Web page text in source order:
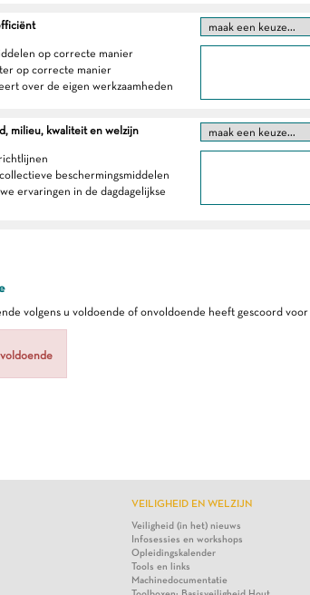
op correcte manier
op correcte manier
over de eigen werkzaamheden
milieu, kwaliteit en welzijn
beschermingsmiddelen
ervaringen in de dagdagelijkse
volgens u voldoende of onvoldoende heeft gescoord voor
VEILIGHEID EN WELZIJN
Veiligheid (in het) nieuws
Infosessies en workshops
Opleidingskalender
Tools en links
Machinedocumentatie